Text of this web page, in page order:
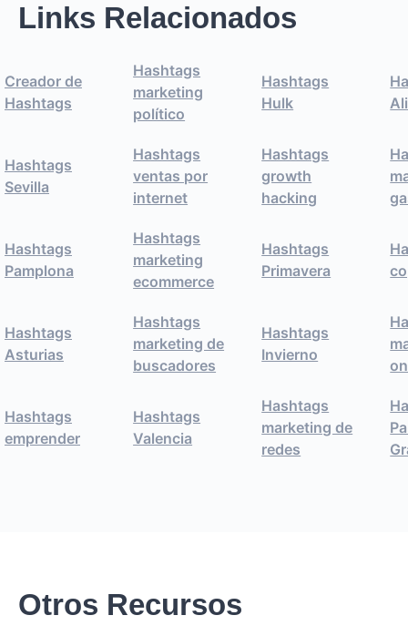
Links Relacionados
Creador de
Hashtags
Hashtags
marketing
político
Hashtags
Hulk
Hashtags
Sevilla
Hashtags
ventas por
internet
Hashtags
growth
hacking
Hashtags
Pamplona
Hashtags
marketing
ecommerce
Hashtags
Primavera
Hashtags
Asturias
Hashtags
marketing de
buscadores
Hashtags
Invierno
Hashtags
emprender
Hashtags
Valencia
Hashtags
marketing de
redes
Otros Recursos